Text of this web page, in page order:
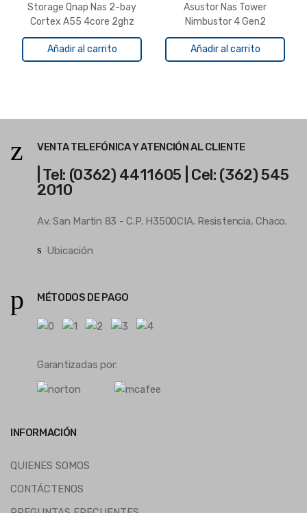
Storage Qnap Nas 2-bay
Cortex A55 4core 2ghz
2gb Ddr4 – TS-233-US
Añadir al carrito
Asustor Nas Tower
Nimbustor 4 Gen2
As5404t 4×3.5/2.5
Añadir al carrito
VENTA TELEFÓNICA Y ATENCIÓN AL CLIENTE
| Tel: (0362) 4411605 | Cel: (362) 545
2010
Av. San Martin 83 - C.P. H3500CIA. Resistencia, Chaco.
Ubicación
MÉTODOS DE PAGO
Garantizadas por:
INFORMACIÓN
QUIENES SOMOS
CONTÁCTENOS